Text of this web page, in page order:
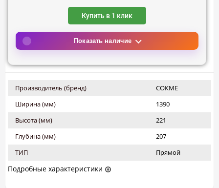
Купить в 1 клик
Показать наличие
Производитель (бренд)
СОКМЕ
Ширина (мм)
1390
Высота (мм)
221
Глубина (мм)
207
ТИП
Прямой
Подробные характеристики